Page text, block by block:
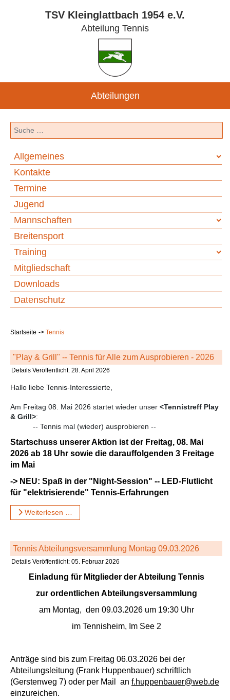
TSV Kleinglattbach 1954 e.V.
Abteilung Tennis
Abteilungen
Suchen
Allgemeines
Kontakte
Termine
Jugend
Mannschaften
Breitensport
Training
Mitgliedschaft
Downloads
Datenschutz
Startseite Tennis
"Play & Grill" -- Tennis für Alle zum Ausprobieren - 2026
Details Veröffentlicht: 28. April 2026
Hallo liebe Tennis-Interessierte,
Am Freitag 08. Mai 2026 startet wieder unser <Tennistreff Play
& Grill>:
-- Tennis mal (wieder) ausprobieren --
Startschuss unserer Aktion ist der Freitag, 08. Mai
2026 ab 18 Uhr sowie die darauffolgenden 3 Freitage
im Mai
-> NEU: Spaß in der "Night-Session" -- LED-Flutlicht
für "elektrisierende" Tennis-Erfahrungen
Weiterlesen …
Tennis Abteilungsversammlung Montag 09.03.2026
Details Veröffentlicht: 05. Februar 2026
Einladung für Mitglieder der Abteilung Tennis
zur ordentlichen Abteilungsversammlung
am Montag, den 09.03.2026 um 19:30 Uhr
im Tennisheim, Im See 2
Anträge sind bis zum Freitag 06.03.2026 bei der
Abteilungsleitung (Frank Huppenbauer) schriftlich
(Gerstenweg 7) oder per Mail an f.huppenbauer@web.de
einzureichen.